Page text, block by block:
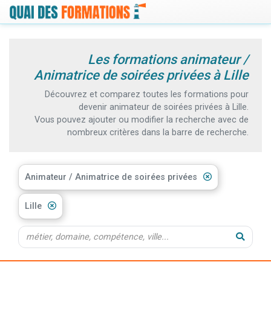
Les formations animateur /
Animatrice de soirées privées à Lille
Découvrez et comparez toutes les formations pour
devenir animateur de soirées privées à Lille.
Vous pouvez ajouter ou modifier la recherche avec de
nombreux critères dans la barre de recherche.
Animateur / Animatrice de soirées privées
Lille